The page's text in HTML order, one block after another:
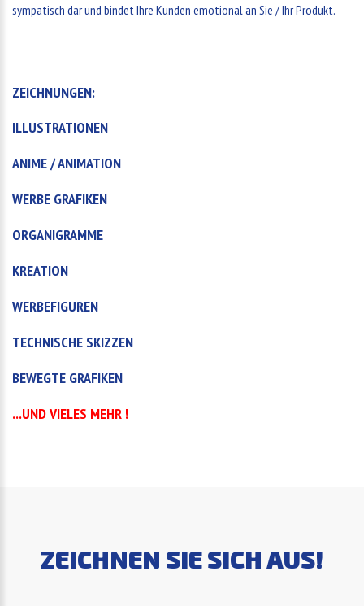
sympatisch dar und bindet Ihre Kunden emotional an Sie / Ihr Produkt.
ZEICHNUNGEN:
ILLUSTRATIONEN
ANIME / ANIMATION
WERBE GRAFIKEN
ORGANIGRAMME
KREATION
WERBEFIGUREN
TECHNISCHE SKIZZEN
BEWEGTE GRAFIKEN
...UND VIELES MEHR !
ZEICHNEN SIE SICH AUS!